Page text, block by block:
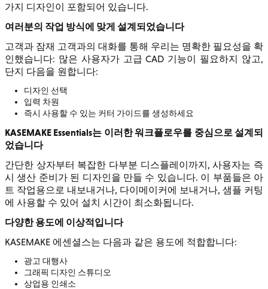
가지 디자인이 포함되어 있습니다.
여러분의 작업 방식에 맞게 설계되었습니다
고객과 잠재 고객과의 대화를 통해 우리는 명확한 필요성을 확
인했습니다: 많은 사용자가 고급 CAD 기능이 필요하지 않고,
단지 다음을 원합니다:
디자인 선택
입력 차원
즉시 사용할 수 있는 커터 가이드를 생성하세요
KASEMAKE Essentials는 이러한 워크플로우를 중심으로 설계되
었습니다
간단한 상자부터 복잡한 다부분 디스플레이까지, 사용자는 즉
시 생산 준비가 된 디자인을 만들 수 있습니다. 이 부품들은 아
트 작업용으로 내보내거나, 다이메이커에 보내거나, 샘플 커팅
에 사용할 수 있어 설치 시간이 최소화됩니다.
다양한 용도에 이상적입니다
KASEMAKE 에센셜스는 다음과 같은 용도에 적합합니다:
광고 대행사
그래픽 디자인 스튜디오
상업용 인쇄소